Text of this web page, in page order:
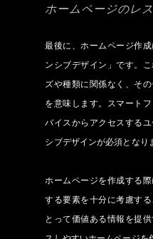
ホームページのレ
最後に、ホームページ作
ンシブデザイン」です。
ズや種類に関係なく、そ
を意味します。スマート
バイスからアクセスする
シブデザインが必須となり
ホームページを作成する
する要素を十分に考慮す
とって価値ある情報を提